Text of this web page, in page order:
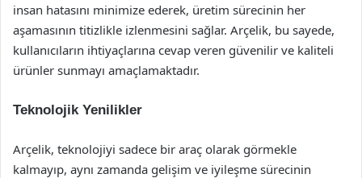
insan hatasını minimize ederek, üretim sürecinin her
aşamasının titizlikle izlenmesini sağlar. Arçelik, bu sayede,
kullanıcıların ihtiyaçlarına cevap veren güvenilir ve kaliteli
ürünler sunmayı amaçlamaktadır.
Teknolojik Yenilikler
Arçelik, teknolojiyi sadece bir araç olarak görmekle
kalmayıp, aynı zamanda gelişim ve iyileşme sürecinin